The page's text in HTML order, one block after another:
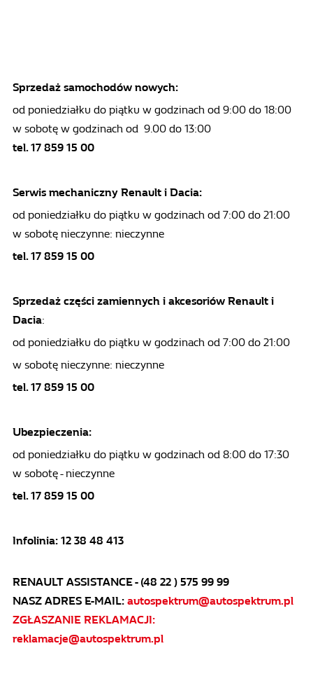
Sprzedaż samochodów nowych:
od poniedziałku do piątku w godzinach od 9:00 do 18:00
w sobotę w godzinach od 9.00 do 13:00
tel. 17 859 15 00
Serwis mechanicznyRenault i Dacia:
od poniedziałku do piątku w godzinach od 7:00 do 21:00
w sobotę nieczynne: nieczynne
tel. 17 859 15 00
Sprzedaż części zamiennych i akcesoriów Renault i
Dacia:
od poniedziałku do piątku w godzinach od 7:00 do 21:00
w sobotę nieczynne: nieczynne
tel. 17 859 15 00
Ubezpieczenia:
od poniedziałku do piątku w godzinach od 8:00 do 17:30
w sobotę - nieczynne
tel. 17 859 15 00
Infolinia: 12 38 48 413
RENAULT ASSISTANCE - (48 22 ) 575 99 99
NASZ ADRES E-MAIL: autospektrum@autospektrum.pl
ZGŁASZANIE REKLAMACJI:
reklamacje@autospektrum.pl